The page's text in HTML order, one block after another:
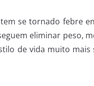
se tornado febre
eliminar peso,
de vida muito